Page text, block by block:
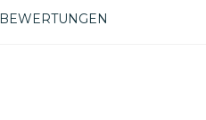
BEWERTUNGEN